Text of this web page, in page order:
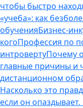
чтобы быстро
«учеба»: как
обученияБизнес-
когоПрофессия по
интровертуПочему
главные причины и
дистанционном
Насколько это
если он